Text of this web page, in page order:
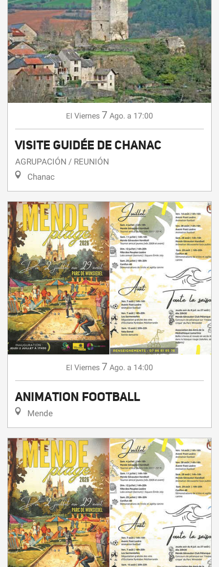
El Viernes 7 Ago. a 17:00
VISITE GUIDÉE DE CHANAC
Chanac
El Viernes 7 Ago. a 14:00
ANIMATION FOOTBALL